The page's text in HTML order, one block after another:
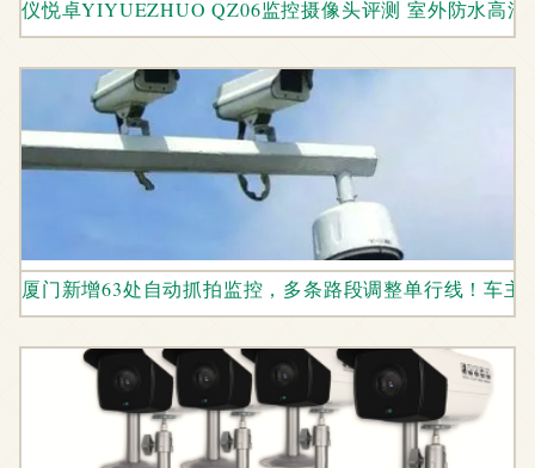
仪悦卓YIYUEZHUO QZ06监控摄像头评测 室外防水高清
厦门新增63处自动抓拍监控，多条路段调整单行线！车主